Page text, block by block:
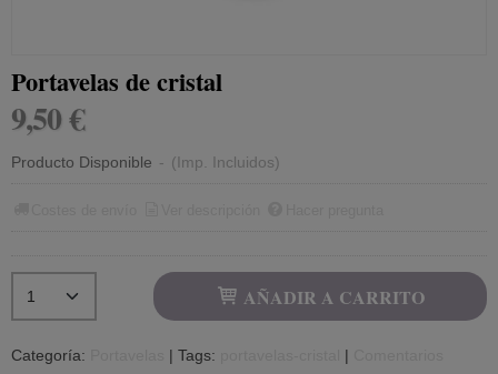
Portavelas de cristal
9,50 €
Producto Disponible - (Imp. Incluidos)
AÑADIR A CARRITO
Categoría: | Tags: |